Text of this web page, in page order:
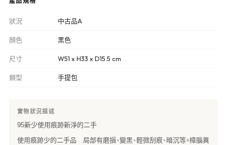
狀況 中古品A
顏色 黑色
尺寸 W51 x H33 x D15.5 cm
類型 手提包
實物狀況描述
95新少使用痕跡新淨的二手
使用痕跡少的二手品 局部有磨損、變黑、輕微刮痕、暗沉等。樟腦異